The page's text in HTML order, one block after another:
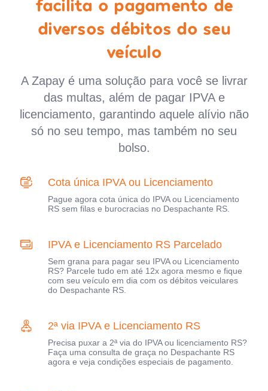
facilita o pagamento de
diversos débitos do seu
veículo
A Zapay é uma solução para você se livrar
das multas, além de pagar IPVA e
licenciamento, garantindo aquele alívio não
só no seu tempo, mas também no seu
bolso.
Cota única IPVA ou Licenciamento
Pague agora cota única do IPVA ou Licenciamento
RS sem filas e burocracias no Despachante RS.
IPVA e Licenciamento RS Parcelado
Sem grana para pagar seu IPVA ou Licenciamento
RS? Parcele tudo em até 12x agora mesmo e fique
com seu veículo em dia com os débitos veiculares
do Despachante RS.
2ª via IPVA e Licenciamento RS
Precisa puxar a 2ª via do IPVA ou licenciamento RS?
Faça uma consulta de graça no Despachante RS
agora e veja condições especiais de pagamento.